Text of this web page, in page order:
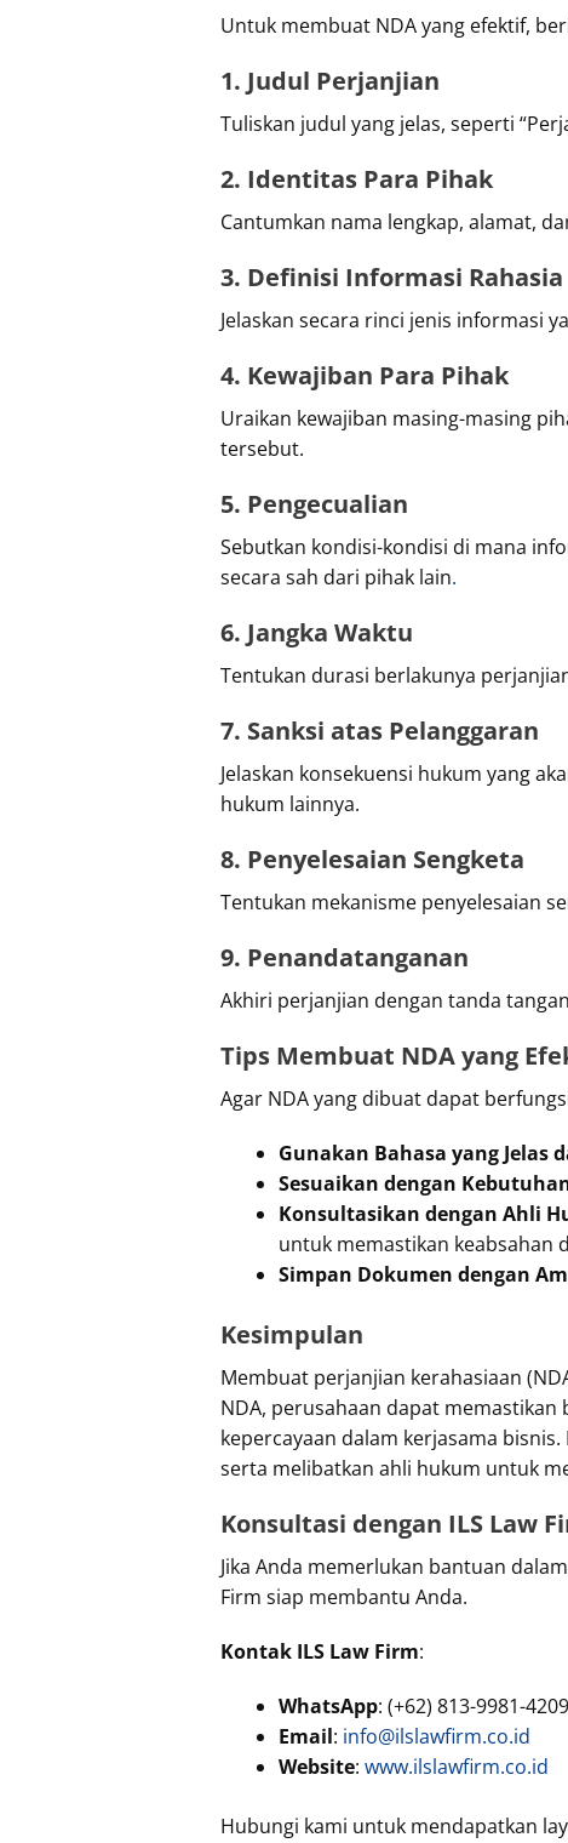
Untuk membuat NDA yang efektif,
1. Judul Perjanjian
Tuliskan judul yang jelas, seperti
2. Identitas Para Pihak
Cantumkan nama lengkap, alamat,
3. Definisi Informasi Rahasia
Jelaskan secara rinci jenis informasi
4. Kewajiban Para Pihak
Uraikan kewajiban masing-masing
tersebut.
5. Pengecualian
Sebutkan kondisi-kondisi di mana
secara sah dari pihak lain.
6. Jangka Waktu
Tentukan durasi berlakunya
7. Sanksi atas Pelanggaran
Jelaskan konsekuensi hukum yang
hukum lainnya.
8. Penyelesaian Sengketa
Tentukan mekanisme penyelesaian
9. Penandatanganan
Akhiri perjanjian dengan tanda
Tips Membuat NDA yang
Agar NDA yang dibuat dapat
Gunakan Bahasa yang Jelas
Sesuaikan dengan
Konsultasikan dengan Ahli
untuk memastikan keabsahan
Simpan Dokumen dengan
Kesimpulan
Membuat perjanjian kerahasiaan
NDA, perusahaan dapat
kepercayaan dalam kerjasama
serta melibatkan ahli hukum untuk
Konsultasi dengan ILS Law
Jika Anda memerlukan bantuan
Firm siap membantu Anda.
Kontak ILS Law Firm:
WhatsApp: (+62) 813-9981-4209
Email: info@ilslawfirm.co.id
Website: www.ilslawfirm.co.id
Hubungi kami untuk mendapatkan